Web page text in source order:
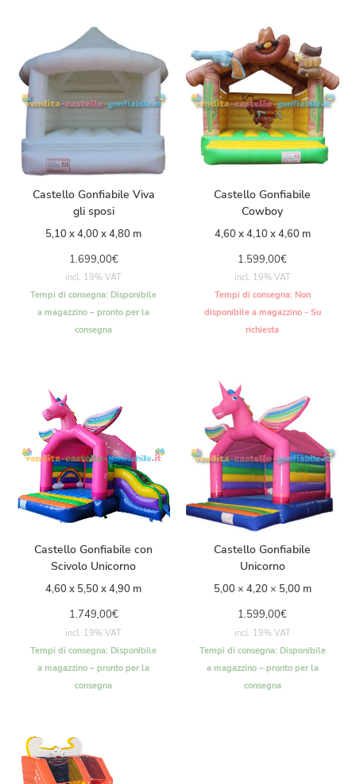
Castello Gonfiabile Viva
gli sposi
5,10 x 4,00 x 4,80 m
1.699,00€
incl. 19% VAT
Tempi di consegna: Disponibile
a magazzino – pronto per la
consegna
Castello Gonfiabile
Cowboy
4,60 x 4,10 x 4,60 m
1.599,00€
incl. 19% VAT
Tempi di consegna: Non
disponibile a magazzino - Su
richiesta
Castello Gonfiabile con
Scivolo Unicorno
4,60 x 5,50 x 4,90 m
1.749,00€
incl. 19% VAT
Tempi di consegna: Disponibile
a magazzino – pronto per la
consegna
Castello Gonfiabile
Unicorno
5,00 × 4,20 × 5,00 m
1.599,00€
incl. 19% VAT
Tempi di consegna: Disponibile
a magazzino – pronto per la
consegna